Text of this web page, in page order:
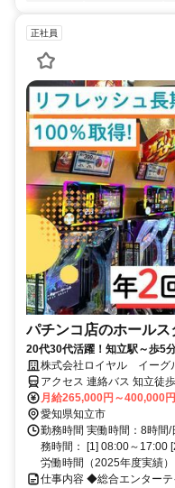
正社員
パチンコ店のホールス
20代30代活躍！知立駅～歩5
ート付●髪色・ネイル自由
株式会社ロイヤル イーグ
アクセス 連絡バス 知立徒
名鉄三河線 知立徒歩約7分
月給265,000円～400,000円
愛知県知立市
勤務時間 実働時間：8時間
務時間： [1] 08:00～17:00
労働時間（2025年度実績
仕事内容 ◆総合エンターテ